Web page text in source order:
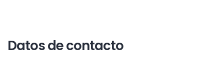
Datos de contacto